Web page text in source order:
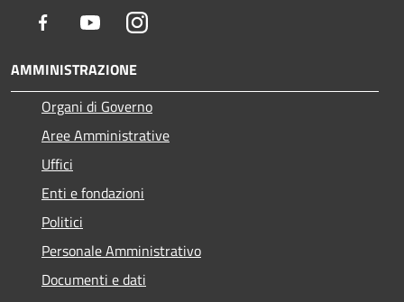
Facebook YoutubeInstagram
AMMINISTRAZIONE
Organi di Governo
Aree Amministrative
Uffici
Enti e fondazioni
Politici
Personale Amministrativo
Documenti e dati